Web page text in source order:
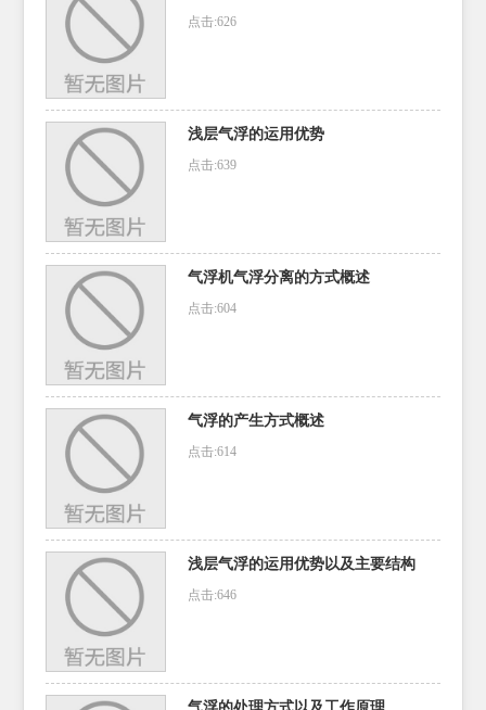
点击:626
浅层气浮的运用优势
点击:639
气浮机气浮分离的方式概述
点击:604
气浮的产生方式概述
点击:614
浅层气浮的运用优势以及主要结构
点击:646